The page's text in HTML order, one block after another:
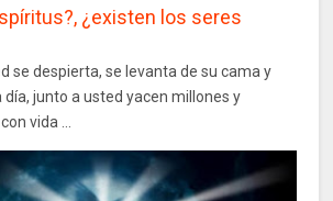
¿existen los seres
se despierta, se levanta de su cama y
junto a usted yacen millones y
vida ...